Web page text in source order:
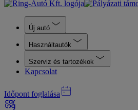
Új autó
Használtautók
Szerviz és tartozékok
Kapcsolat
Időpont foglalása